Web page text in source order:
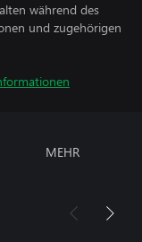
während des
und zugehörigen
MEHR